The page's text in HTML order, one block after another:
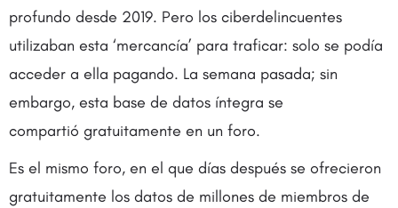
profundo desde 2019. Pero los ciberdelincuentes
utilizaban esta ‘mercancía’ para traficar: solo se podía
acceder a ella pagando. La semana pasada; sin
embargo, esta base de datos íntegra se
compartió gratuitamente en un foro.
Es el mismo foro, en el que días después se ofrecieron
gratuitamente los datos de millones de miembros de